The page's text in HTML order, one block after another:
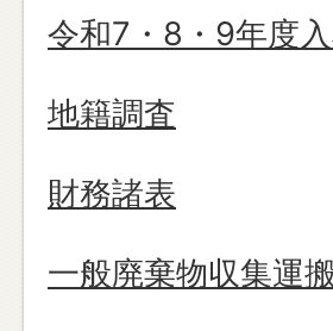
令和7・8・9年度
地籍調査
財務諸表
一般廃棄物収集運